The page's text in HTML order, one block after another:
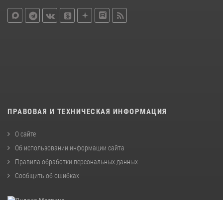
ПРАВОВАЯ И ТЕХНИЧЕСКАЯ ИНФОРМАЦИЯ
О сайте
Об использовании информации сайта
Правила обработки персональных данных
Сообщить об ошибках